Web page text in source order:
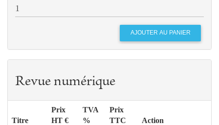
Revue numérique
Titre
Prix
HT €
TVA
%
Prix
TTC
Action